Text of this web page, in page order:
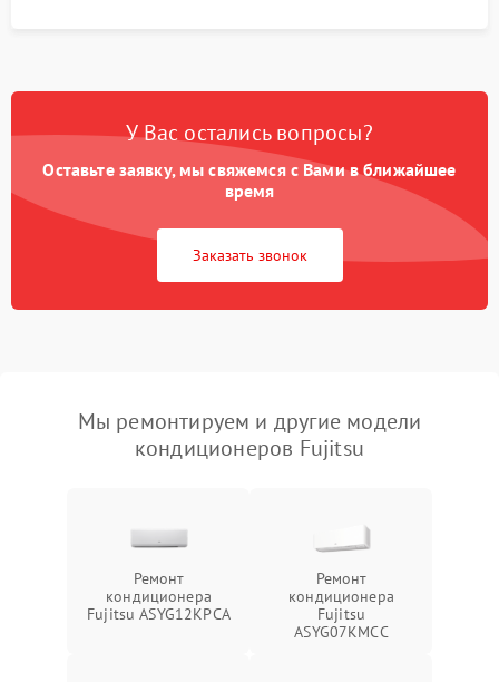
У Вас остались вопросы?
Оставьте заявку, мы свяжемся с Вами в ближайшее
время
Заказать звонок
Мы ремонтируем и другие модели
кондиционеров Fujitsu
Ремонт
кондиционера
Fujitsu ASYG12KPCA
Ремонт
кондиционера
Fujitsu
ASYG07KMCC